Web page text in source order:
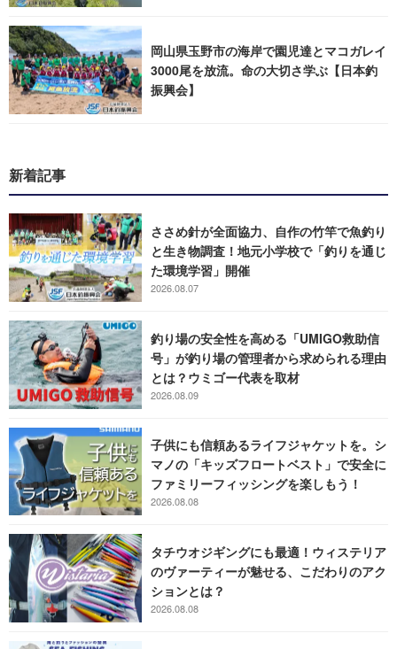
岡山県玉野市の海岸で園児達とマコガレイ
3000尾を放流。命の大切さ学ぶ【日本釣
振興会】
新着記事
ささめ針が全面協力、自作の竹竿で魚釣り
と生き物調査！地元小学校で「釣りを通じ
た環境学習」開催
2026.08.07
釣り場の安全性を高める「UMIGO救助信
号」が釣り場の管理者から求められる理由
とは？ウミゴー代表を取材
2026.08.09
子供にも信頼あるライフジャケットを。シ
マノの「キッズフロートベスト」で安全に
ファミリーフィッシングを楽しもう！
2026.08.08
タチウオジギングにも最適！ウィステリア
のヴァーティーが魅せる、こだわりのアク
ションとは？
2026.08.08